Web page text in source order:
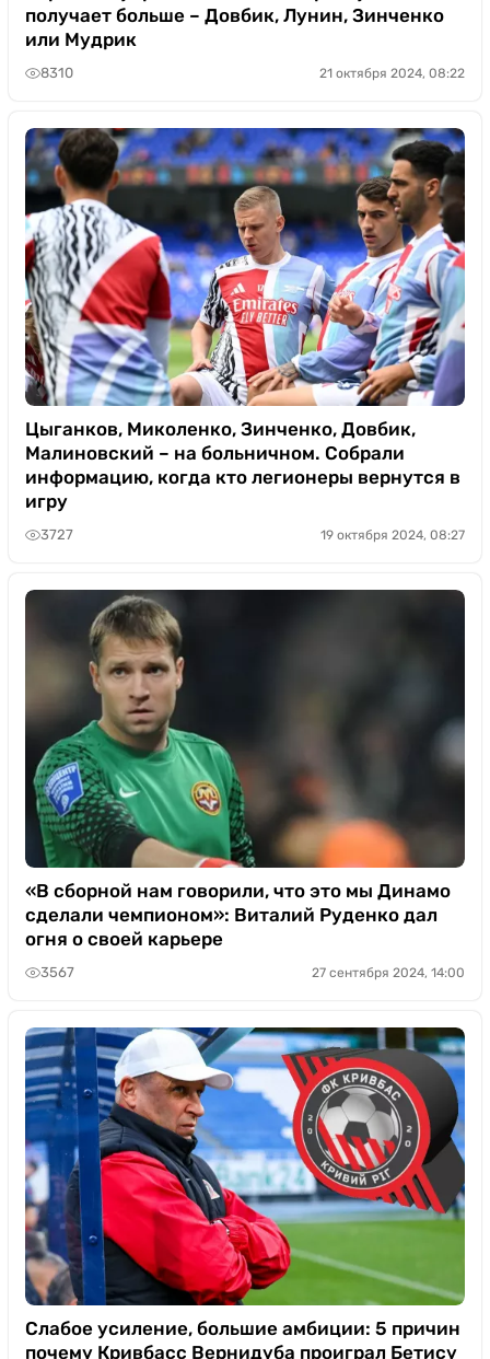
получает больше – Довбик, Лунин, Зинченко
или Мудрик
8310 21 октября 2024, 08:22
Цыганков, Миколенко, Зинченко, Довбик,
Малиновский – на больничном. Собрали
информацию, когда кто легионеры вернутся в
игру
3727 19 октября 2024, 08:27
«В сборной нам говорили, что это мы Динамо
сделали чемпионом»: Виталий Руденко дал
огня о своей карьере
3567 27 сентября 2024, 14:00
Слабое усиление, большие амбиции: 5 причин
почему Кривбасс Вернидуба проиграл Бетису